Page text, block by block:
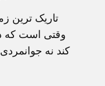
تاریک ترین
وقتی است که در
کند نه